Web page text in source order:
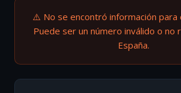
⚠️ No se encontró información para
Puede ser un número inválido o no
España.